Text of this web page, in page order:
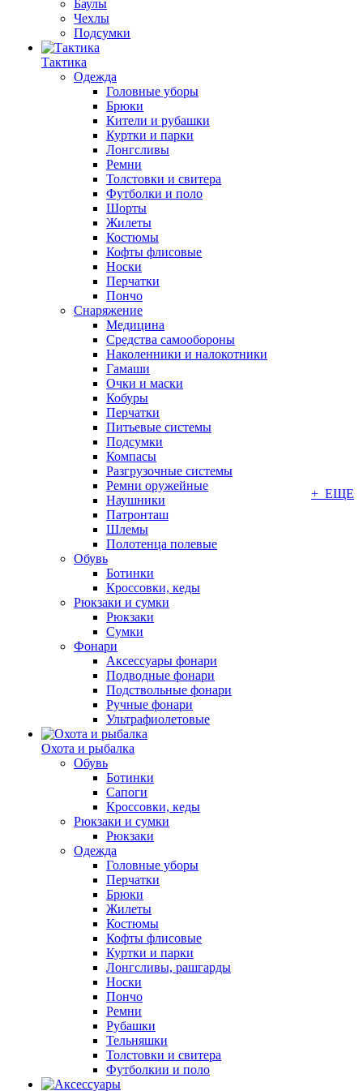
Баулы
Чехлы
Подсумки
Тактика
Одежда
Головные уборы
Брюки
Кители и рубашки
Куртки и парки
Лонгсливы
Ремни
Толстовки и свитера
Футболки и поло
Шорты
Жилеты
Костюмы
Кофты флисовые
Носки
Перчатки
Пончо
Снаряжение
Медицина
Средства самообороны
Наколенники и налокотники
Гамаши
Очки и маски
Кобуры
Перчатки
Питьевые системы
Подсумки
Компасы
Разгрузочные системы
Ремни оружейные
Наушники
Патронташ
Шлемы
Полотенца полевые
Обувь
Ботинки
Кроссовки, кеды
Рюкзаки и сумки
Рюкзаки
Сумки
Фонари
Аксессуары фонари
Подводные фонари
Подствольные фонари
Ручные фонари
Ультрафиолетовые
Охота и рыбалка
Обувь
Ботинки
Сапоги
Кроссовки, кеды
Рюкзаки и сумки
Рюкзаки
Одежда
Головные уборы
Перчатки
Брюки
Жилеты
Костюмы
Кофты флисовые
Куртки и парки
Лонгсливы, рашгарды
Носки
Пончо
Ремни
Рубашки
Тельняшки
Толстовки и свитера
Футболкии и поло
+ ЕЩЕ